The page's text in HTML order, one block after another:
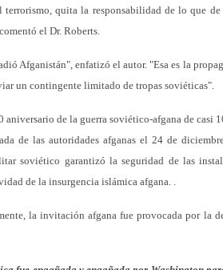
quita la responsabilidad de lo que de
el Dr. Roberts.
Afganistán", enfatizó el autor. "Esa es la
un contingente limitado de tropas soviéticas".
de la guerra soviético-afgana de casi
de las autoridades afganas el 24 de
soviético garantizó la seguridad de las
de la insurgencia islámica afgana. .
la invitación afgana fue provocada por la